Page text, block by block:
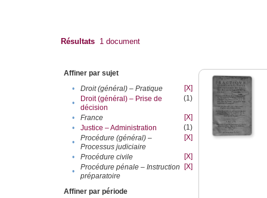
Résultats 1 document
Affiner par sujet
•
Droit (général) – Pratique
[X]
•
Droit (général) – Prise de
décision
(1)
• France
[X]
•
Justice – Administration
(1)
•
Procédure (général) –
Processus judiciaire
[X]
• Procédure civile
[X]
•
Procédure pénale – Instruction
préparatoire
[X]
Affiner par période